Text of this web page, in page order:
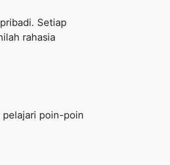
Setiap
rahasia
pelajari poin-poin